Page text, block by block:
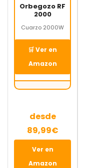
Orbegozo RF
2000
Cuarzo 2000W
🛒 Ver en
Amazon
desde
89,99€
Ver en
Amazon